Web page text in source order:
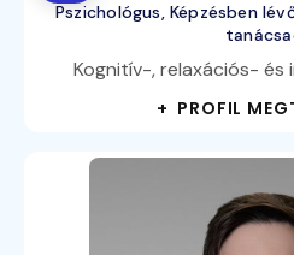
Pszichológus, Képzésben
Kognitív-, relaxációs- és
+ PROFIL